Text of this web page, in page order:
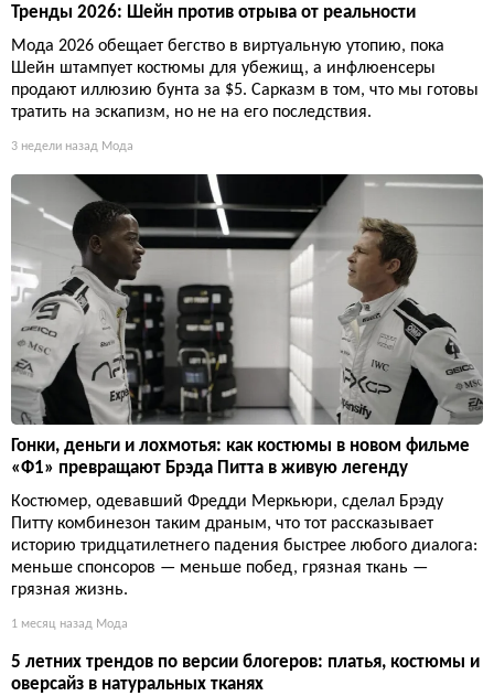
Тренды 2026: Шейн против отрыва от реальности
Мода 2026 обещает бегство в виртуальную утопию, пока
Шейн штампует костюмы для убежищ, а инфлюенсеры
продают иллюзию бунта за $5. Сарказм в том, что мы готовы
тратить на эскапизм, но не на его последствия.
3 недели назад Мода
Гонки, деньги и лохмотья: как костюмы в новом фильме
«Ф1» превращают Брэда Питта в живую легенду
Костюмер, одевавший Фредди Меркьюри, сделал Брэду
Питту комбинезон таким драным, что тот рассказывает
историю тридцатилетнего падения быстрее любого диалога:
меньше спонсоров — меньше побед, грязная ткань —
грязная жизнь.
1 месяц назад Мода
5 летних трендов по версии блогеров: платья, костюмы и
оверсайз в натуральных тканях